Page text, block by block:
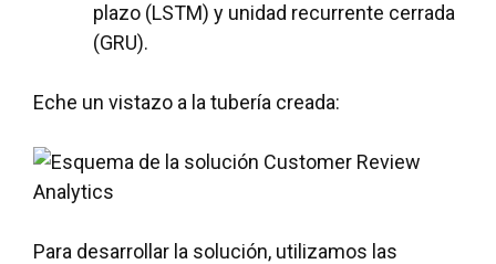
plazo (LSTM) y unidad recurrente cerrada
(GRU).
Eche un vistazo a la tubería creada:
Para desarrollar la solución, utilizamos las